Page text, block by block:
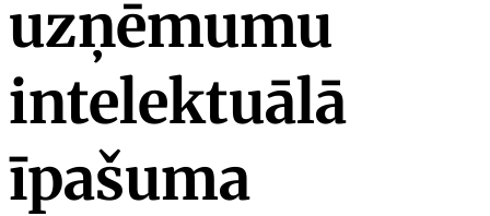
uzņēmumu
intelektuālā
īpašuma